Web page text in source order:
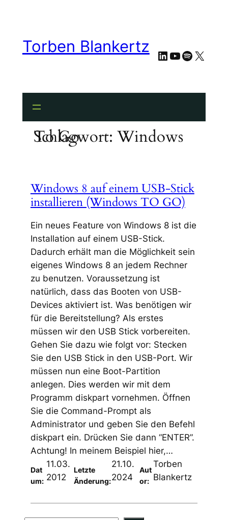
springenTorben Blankertz LinkedIn
YouTube
Spotify
X
Schlagwort:
Windows To Go
Windows 8 auf einem USB-Stick
installieren (Windows TO GO)
Ein neues Feature von Windows 8 ist die
Installation auf einem USB-Stick.
Dadurch erhält man die Möglichkeit sein
eigenes Windows 8 an jedem Rechner
zu benutzen. Voraussetzung ist
natürlich, dass das Booten von USB-
Devices aktiviert ist. Was benötigen wir
für die Bereitstellung? Als erstes
müssen wir den USB Stick vorbereiten.
Gehen Sie dazu wie folgt vor: Stecken
Sie den USB Stick in den USB-Port. Wir
müssen nun eine Boot-Partition
anlegen. Dies werden wir mit dem
Programm diskpart vornehmen. Öffnen
Sie die Command-Prompt als
Administrator und geben Sie den Befehl
diskpart ein. Drücken Sie dann “ENTER”.
Achtung! In meinem Beispiel hier,…
Dat
um:
11.03.
2012
Letzte
Änderung:
21.10.
2024
Aut
or:
Torben
Blankertz